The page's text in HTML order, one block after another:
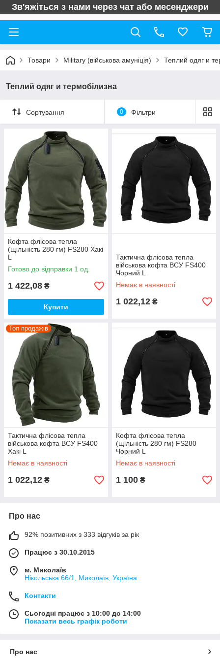
Зв'яжіться з нами через чат або месенджери
Товари Military (військова амуніція) Теплий одяг и
Теплий одяг и термобілизна
Сортування 0 Фільтри
Кофта флісова тепла
(щільність 280 гм) FS280 Хакі
L
Готово до відправки 1 од.
1 422,08 ₴
Купити
Тактична флісова тепла
військова кофта ВСУ FS400
Чорний L
Немає в наявності
1 022,12 ₴
Топ продажів
Тактична флісова тепла
військова кофта ВСУ FS400
Хакі L
Немає в наявності
1 022,12 ₴
Кофта флісова тепла
(щільність 280 гм) FS280
Чорний L
Немає в наявності
1 100 ₴
Про нас
92% позитивних з 333 відгуків за рік
Працює з 30.10.2015
м. Миколаїв
Нікольська 66/1, Миколаїв, Україна
Контакти
Сьогодні працює з 10:00 до 14:00
Показати весь графік роботи
Про нас